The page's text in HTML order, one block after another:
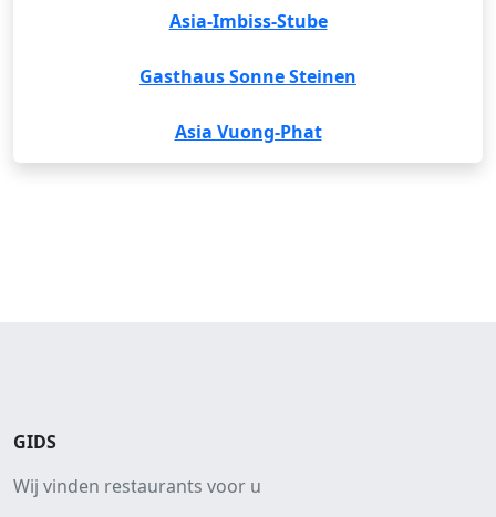
Asia-Imbiss-Stube
Gasthaus Sonne Steinen
Asia Vuong-Phat
GIDS
Wij vinden restaurants voor u